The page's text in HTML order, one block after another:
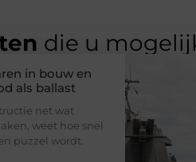
die u
in bouw en
als ballast
net wat
weet hoe snel
puzzel wordt.